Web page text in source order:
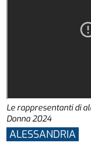
Le rappresentanti di
Donna 2024
ALESSANDRIA